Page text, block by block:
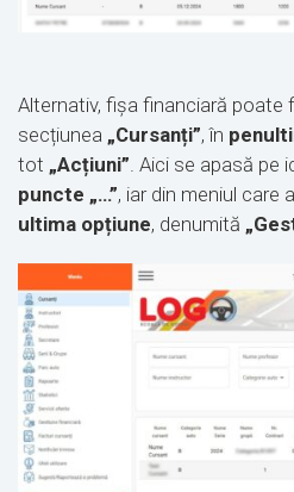
Alternativ, fișa financiară poate
secțiunea „Cursanți”, în
tot „Acțiuni” . Aici se apasă
puncte „…”, iar din meniul care
ultima opțiune, denumită